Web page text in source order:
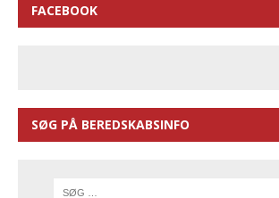
FACEBOOK
SØG PÅ BEREDSKABSINFO